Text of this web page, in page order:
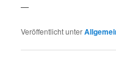
—
Veröffentlicht unter